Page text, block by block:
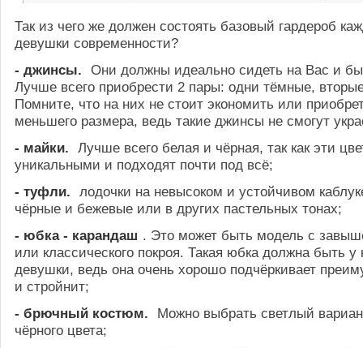
Так из чего же должен состоять базовый гардероб
девушки современности?
- джинсы. Они должны идеально сидеть на Вас и
Лучше всего приобрести 2 пары: одни тёмные,
Помните, что на них не стоит экономить или
меньшего размера, ведь такие джинсы не смогут
- майки. Лучше всего белая и чёрная, так как эти
уникальными и подходят почти под всё;
- туфли. лодочки на невысоком и устойчивом
чёрные и бежевые или в других пастельных тонах;
- юбка - карандаш . Это может быть модель с
или классического покроя. Такая юбка должна быть у
девушки, ведь она очень хорошо подчёркивает
и стройнит;
- брючный костюм.
Можно выбрать светлый
чёрного цвета;